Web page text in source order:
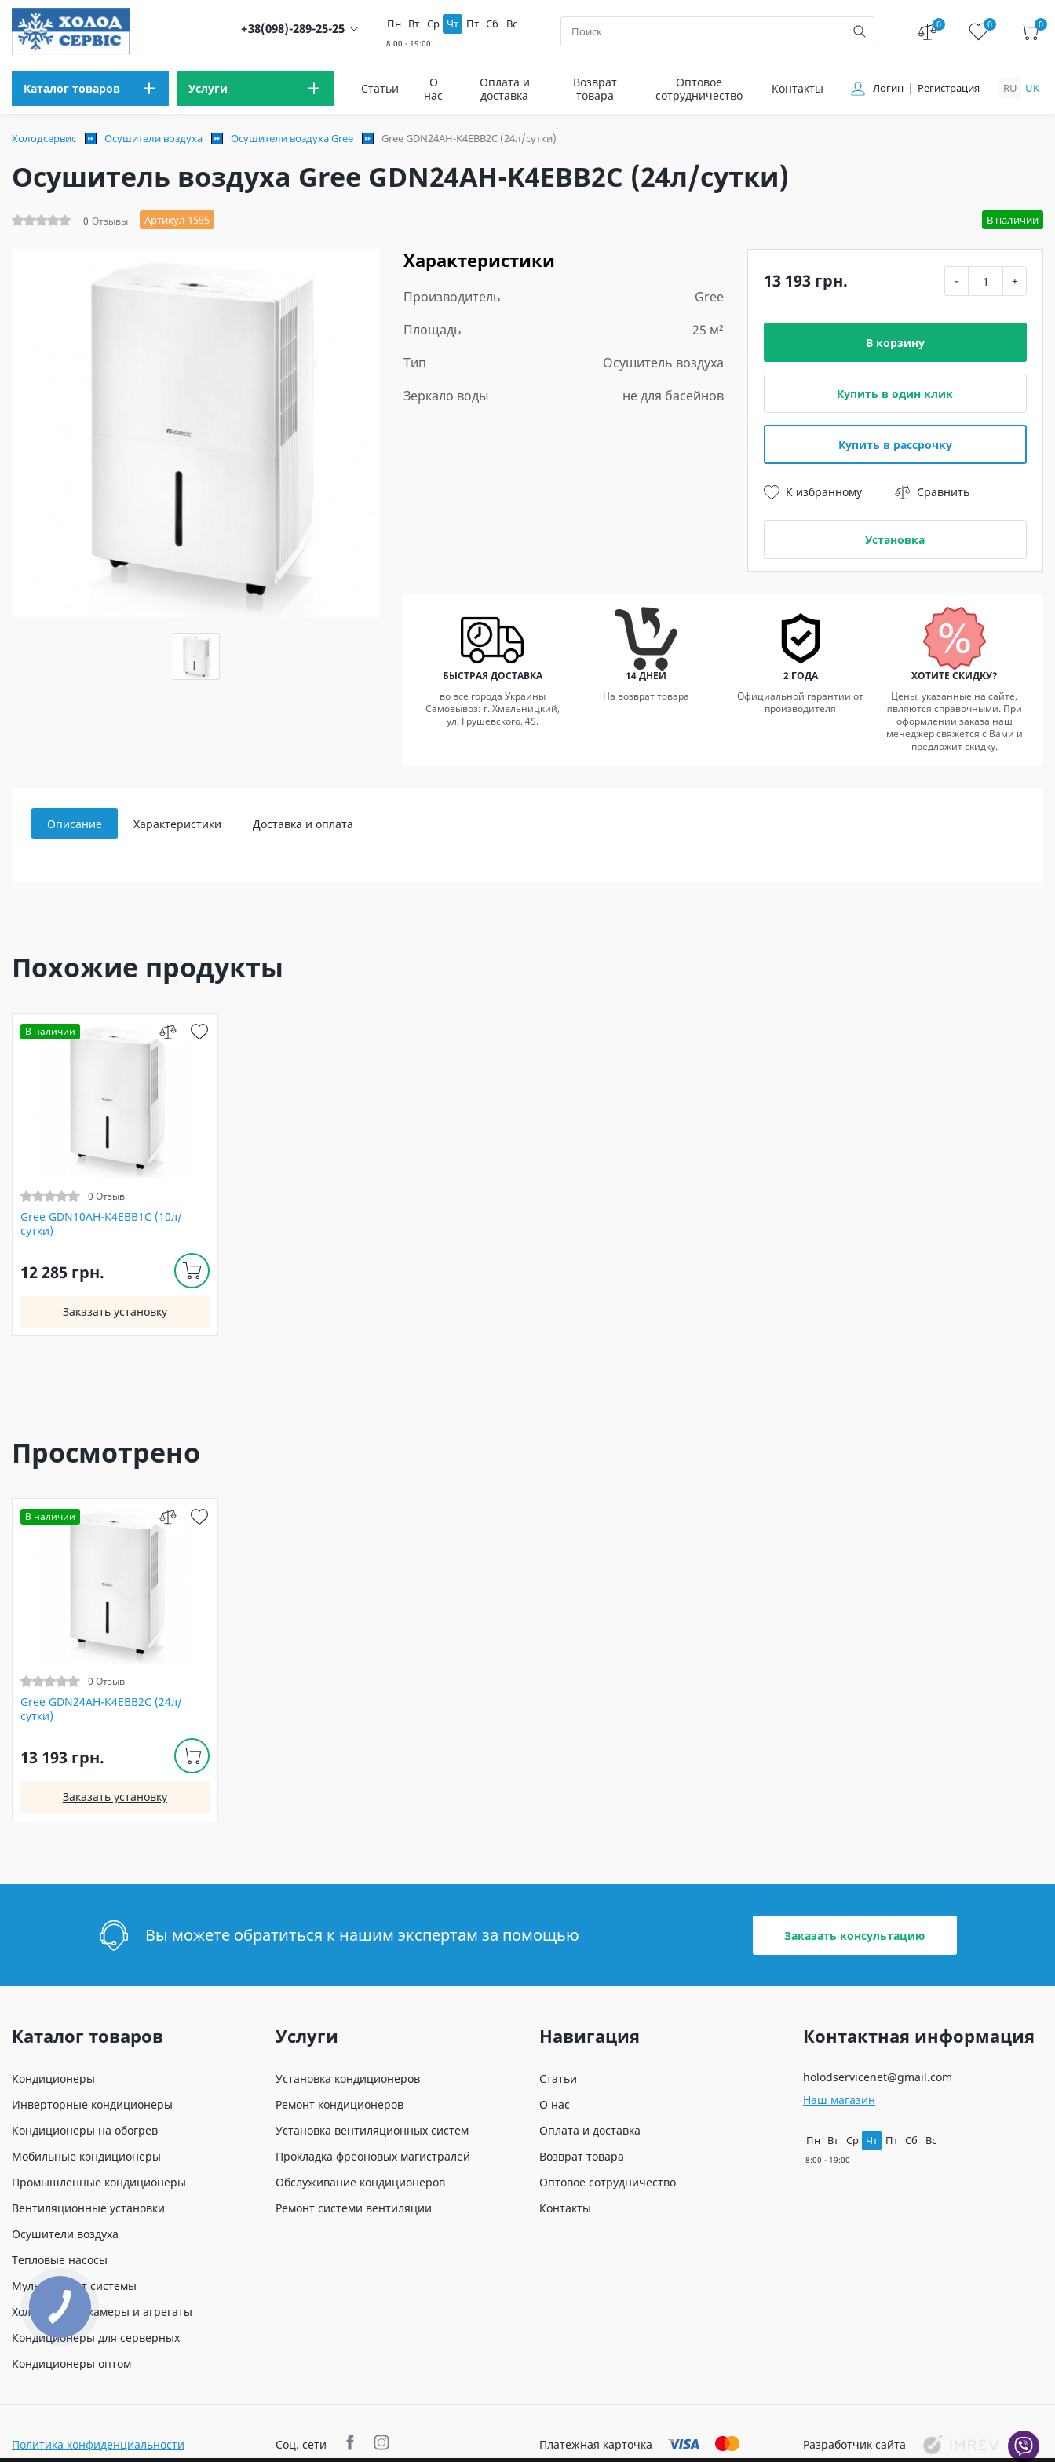
+38(098)-289-25-25 Пн Вт Ср Чт Пт Сб Вс 0 0 0
Каталог товаров Услуги Статьи
О
нас
Оплата и
доставка
Возврат
товара
Оптовое
сотрудничество
Контакты Логин Регистрация RU UK
Холодсервис Осушители воздуха Осушители воздуха Gree Gree GDN24AH-K4EBB2C (24л/сутки)
Осушитель воздуха Gree GDN24AH-K4EBB2C (24л/сутки)
0 Отзывы Артикул 1595 В наличии
Характеристики
Производитель
Gree
Площадь
25 м²
Тип
Осушитель воздуха
Зеркало воды
не для басейнов
13 193 грн. - +
В корзину
Купить в один клик
Купить в рассрочку
К избранному Сравнить
Установка
БЫСТРАЯ ДОСТАВКА
во все города Украины
Самовывоз: г. Хмельницкий,
ул. Грушевского, 45.
14 ДНЕЙ
На возврат товара
2 ГОДА
Официальной гарантии от
производителя
ХОТИТЕ СКИДКУ?
Цены, указанные на сайте,
являются справочными. При
оформлении заказа наш
менеджер свяжется с Вами и
предложит скидку.
Описание Характеристики Доставка и оплата
Похожие продукты
В наличии
0 Отзыв
Gree GDN10AH-K4EBB1C (10л/
сутки)
12 285 грн.
Заказать установку
Просмотрено
В наличии
0 Отзыв
Gree GDN24AH-K4EBB2C (24л/
сутки)
13 193 грн.
Заказать установку
Вы можете обратиться к нашим экспертам за помощью Заказать консультацию
Каталог товаров
Кондиционеры
Инверторные кондиционеры
Кондиционеры на обогрев
Мобильные кондиционеры
Промышленные кондиционеры
Вентиляционные установки
Осушители воздуха
Тепловые насосы
Мульти сплит системы
Холодильные камеры и агрегаты
Кондиционеры для серверных
Кондиционеры оптом
Услуги
Установка кондиционеров
Ремонт кондиционеров
Установка вентиляционных систем
Прокладка фреоновых магистралей
Обслуживание кондиционеров
Ремонт системи вентиляции
Навигация
Статьи
О нас
Оплата и доставка
Возврат товара
Оптовое сотрудничество
Контакты
Контактная информация
holodservicenet@gmail.com
Наш магазин
Пн Вт Ср Чт Пт Сб Вс
Политика конфиденциальности Соц. сети Платежная карточка Разработчик сайта